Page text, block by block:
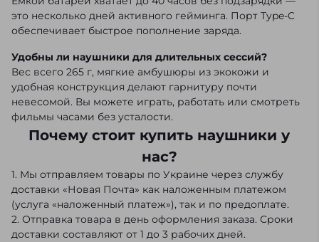
это несколько дней активного гейминга. Порт Type-C
обеспечивает быстрое пополнение заряда.
Удобны ли наушники для длительных сессий?
Вес всего 265 г, мягкие амбушюры из экокожи и
удобная конструкция делают гарнитуру почти
невесомой. Вы можете играть, работать или смотреть
фильмы часами без усталости.
Почему стоит купить наушники у
нас?
1. Мы отправляем товары по Украине через службу
доставки «Новая Почта» как наложенным платежом
(услуга «наложенный платеж»), так и по предоплате.
2. Отправка товара в день оформления заказа. Сроки
доставки составляют от 1 до 3 рабочих дней.